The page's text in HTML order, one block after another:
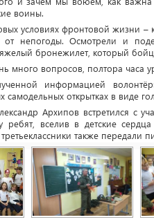
воины.
условиях фронтовой жизни –
непогоды. Осмотрели и
бронежилет, который
много вопросов, полтора часа
информацией
самодельных открытках в виде
Архипов встретился с
ребят, вселив в детские
также передали